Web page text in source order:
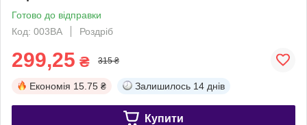
Готово до відправки
Код: 003ВА
Роздріб
299,25 ₴ 315 ₴
Економія 15.75 ₴ Залишилось 14 днів
Купити